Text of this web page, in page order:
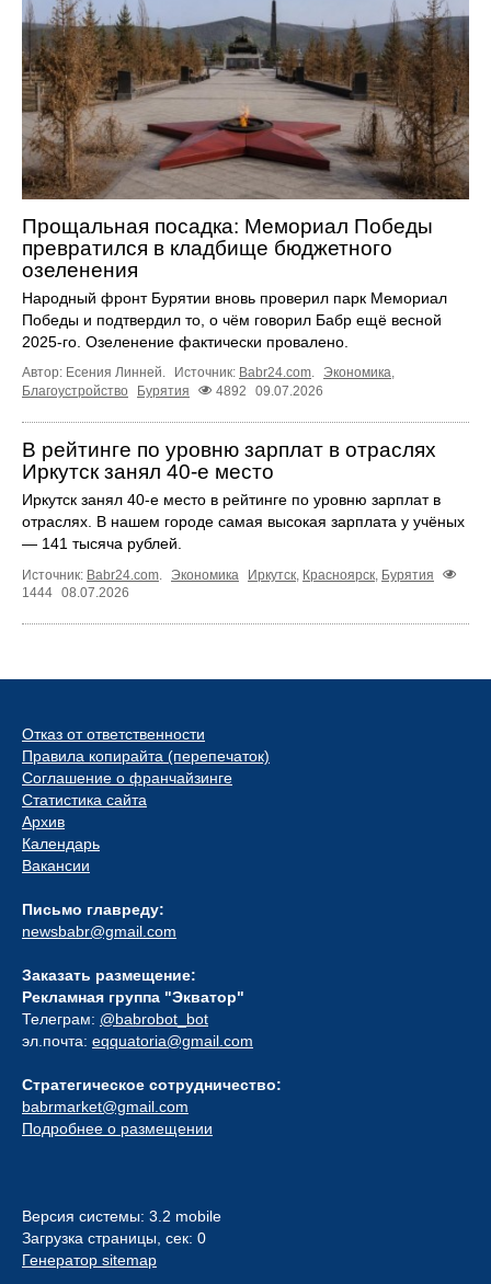
Прощальная посадка: Мемориал Победы
превратился в кладбище бюджетного
озеленения
Народный фронт Бурятии вновь проверил парк Мемориал
Победы и подтвердил то, о чём говорил Бабр ещё весной
2025-го. Озеленение фактически провалено.
Автор: Есения Линней. Источник: Babr24.com. Экономика,
Благоустройство
Бурятия 4892 09.07.2026
В рейтинге по уровню зарплат в отраслях
Иркутск занял 40-е место
Иркутск занял 40‑е место в рейтинге по уровню зарплат в
отраслях. В нашем городе самая высокая зарплата у учёных
— 141 тысяча рублей.
Источник: Babr24.com. Экономика Иркутск, Красноярск, Бурятия
1444 08.07.2026
Отказ от ответственности
Правила копирайта (перепечаток)
Соглашение о франчайзинге
Статистика сайта
Архив
Календарь
Вакансии
Письмо главреду:
newsbabr@gmail.com
Заказать размещение:
Рекламная группа "Экватор"
Телеграм: @babrobot_bot
эл.почта: eqquatoria@gmail.com
Стратегическое сотрудничество:
babrmarket@gmail.com
Подробнее о размещении
Версия системы: 3.2 mobile
Загрузка страницы, сек: 0
Генератор sitemap